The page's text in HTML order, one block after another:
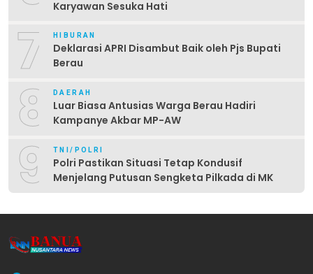
Karyawan Sesuka Hati
7 HIBURAN
Deklarasi APRI Disambut Baik oleh Pjs Bupati
Berau
8 DAERAH
Luar Biasa Antusias Warga Berau Hadiri
Kampanye Akbar MP-AW
9 TNI/POLRI
Polri Pastikan Situasi Tetap Kondusif
Menjelang Putusan Sengketa Pilkada di MK